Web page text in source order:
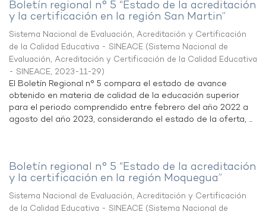
Boletín regional n° 5 “Estado de la acreditación
y la certificación en la región San Martin”
Sistema Nacional de Evaluación, Acreditación y Certificación
de la Calidad Educativa - SINEACE (Sistema Nacional de
Evaluación, Acreditación y Certificación de la Calidad Educativa
- SINEACE, 2023-11-29)
El Boletín Regional n° 5 compara el estado de avance
obtenido en materia de calidad de la educación superior
para el periodo comprendido entre febrero del año 2022 a
agosto del año 2023, considerando el estado de la oferta, ...
Boletín regional n° 5 “Estado de la acreditación
y la certificación en la región Moquegua”
Sistema Nacional de Evaluación, Acreditación y Certificación
de la Calidad Educativa - SINEACE (Sistema Nacional de